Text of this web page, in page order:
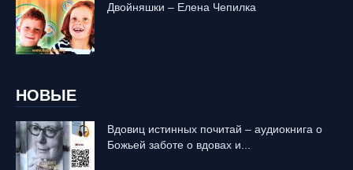
Двойняшки – Елена Чепилка
НОВЫЕ
Вдовиц истинных почитай – аудиокнига о
Божьей заботе о вдовах и...